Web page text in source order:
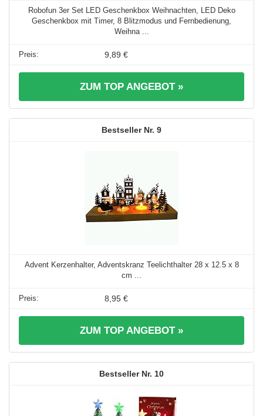
Robofun 3er Set LED Geschenkbox Weihnachten, LED Deko
Geschenkbox mit Timer, 8 Blitzmodus und Fernbedienung,
Weihna ...
9,89 €
ZUM TOP ANGEBOT »
9
Advent Kerzenhalter, Adventskranz Teelichthalter 28 x 12.5 x 8
cm ...
8,95 €
ZUM TOP ANGEBOT »
10